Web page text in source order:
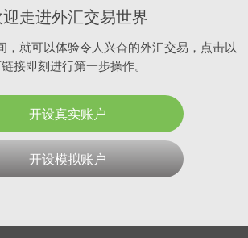
走进外汇交易世界
，就可以体验令人兴奋的外汇交易，点击以
接即刻进行第一步操作。
开设真实账户
开设模拟账户